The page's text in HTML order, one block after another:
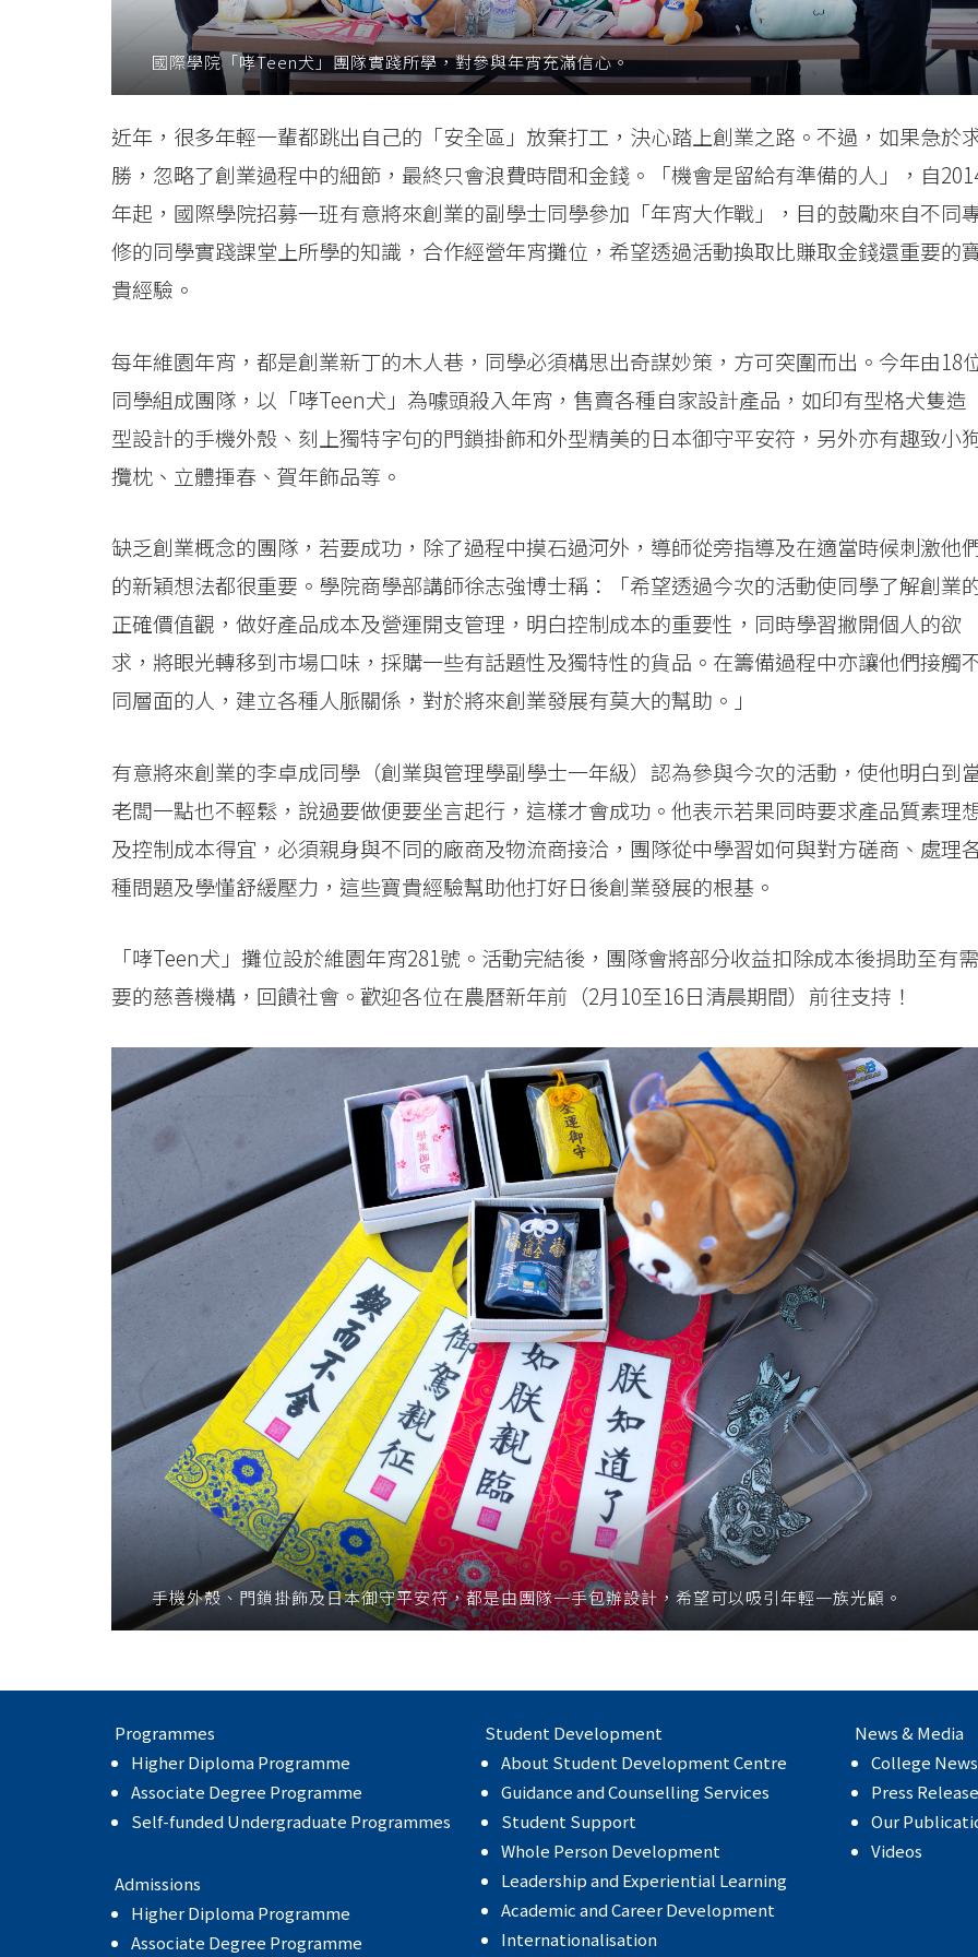
Baptist
University
國際學院「哮Teen犬」團隊實踐所學，對參與年宵充滿信心。
近年，很多年輕一輩都跳出自己的「安全區」放棄打工，決心踏上創業之路。不過，如果急於
勝，忽略了創業過程中的細節，最終只會浪費時間和金錢。「機會是留給有準備的人」，自
年起，國際學院招募一班有意將來創業的副學士同學參加「年宵大作戰」，目的鼓勵來自不同
修的同學實踐課堂上所學的知識，合作經營年宵攤位，希望透過活動換取比賺取金錢還重要的
貴經驗。
每年維園年宵，都是創業新丁的木人巷，同學必須構思出奇謀妙策，方可突圍而出。今年由18
同學組成團隊，以「哮Teen犬」為噱頭殺入年宵，售賣各種自家設計產品，如印有型格犬隻造
型設計的手機外殼、刻上獨特字句的門鎖掛飾和外型精美的日本御守平安符，另外亦有趣致小
攬枕、立體揮春、賀年飾品等。
缺乏創業概念的團隊，若要成功，除了過程中摸石過河外，導師從旁指導及在適當時候刺激他
的新穎想法都很重要。學院商學部講師徐志強博士稱：「希望透過今次的活動使同學了解創業
正確價值觀，做好產品成本及營運開支管理，明白控制成本的重要性，同時學習撇開個人的欲
求，將眼光轉移到市場口味，採購一些有話題性及獨特性的貨品。在籌備過程中亦讓他們接觸
同層面的人，建立各種人脈關係，對於將來創業發展有莫大的幫助。」
有意將來創業的李卓成同學（創業與管理學副學士一年級）認為參與今次的活動，使他明白到
老闆一點也不輕鬆，說過要做便要坐言起行，這樣才會成功。他表示若果同時要求產品質素理
及控制成本得宜，必須親身與不同的廠商及物流商接洽，團隊從中學習如何與對方磋商、處理
種問題及學懂舒緩壓力，這些寶貴經驗幫助他打好日後創業發展的根基。
「哮Teen犬」攤位設於維園年宵281號。活動完結後，團隊會將部分收益扣除成本後捐助至有需
要的慈善機構，回饋社會。歡迎各位在農曆新年前（2月10至16日清晨期間）前往支持！
手機外殼、門鎖掛飾及日本御守平安符，都是由團隊一手包辦設計，希望可以吸引年輕一族光顧。
Programmes
Higher Diploma Programme
Associate Degree Programme
Self-funded Undergraduate Programmes
Admissions
Higher Diploma Programme
Associate Degree Programme
Student Development
About Student Development Centre
Guidance and Counselling Services
Student Support
Whole Person Development
Leadership and Experiential Learning
Academic and Career Development
Internationalisation
News & Media
College News
Press Release
Our
Videos